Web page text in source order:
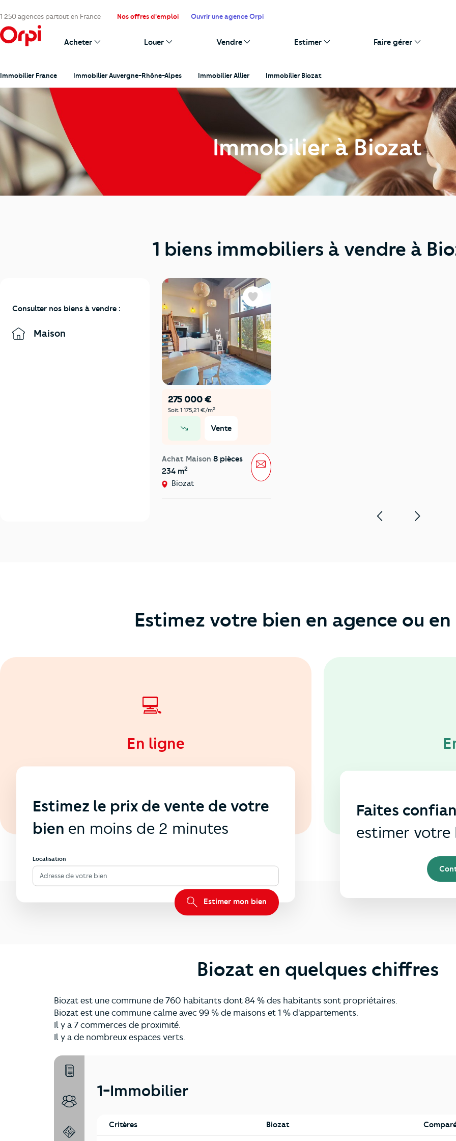
1 250 agences partout en France Nos offres d'emploi Ouvrir une agence Orpi
Acheter Louer Vendre Estimer Faire gérer
Immobilier France Immobilier Auvergne-Rhône-Alpes Immobilier Allier Immobilier Biozat
Immobilier à Biozat
1 biens immobiliers à vendre à
Consulter nos biens à vendre :
Maison
275 000 €
Soit 1 175,21 €/m2
Vente
Achat Maison 8 pièces
234 m2
Biozat
Favoris
Message
Estimez votre bien en agence ou
💻
En ligne
Estimez le prix de vente de votre
bien en moins de 2 minutes
Localisation
Adresse de votre bien
Estimer mon bien
Faites
estimer votre
Biozat en quelques chiffres
Biozat est une commune de 760 habitants dont 84 % des habitants sont propriétaires.
Biozat est une commune calme avec 99 % de maisons et 1 % d'appartements.
Il y a 7 commerces de proximité.
Il y a de nombreux espaces verts.
1-Immobilier
2-Habitants
3-Environnement
1-Immobilier
Critères Biozat